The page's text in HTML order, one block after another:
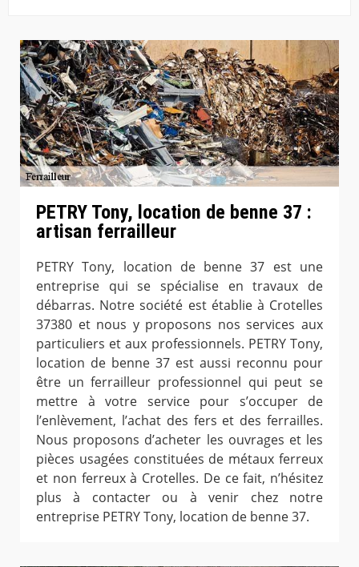
PETRY Tony, location de benne 37 :
artisan ferrailleur
PETRY Tony, location de benne 37 est une
entreprise qui se spécialise en travaux de
débarras. Notre société est établie à Crotelles
37380 et nous y proposons nos services aux
particuliers et aux professionnels. PETRY Tony,
location de benne 37 est aussi reconnu pour
être un ferrailleur professionnel qui peut se
mettre à votre service pour s’occuper de
l’enlèvement, l’achat des fers et des ferrailles.
Nous proposons d’acheter les ouvrages et les
pièces usagées constituées de métaux ferreux
et non ferreux à Crotelles. De ce fait, n’hésitez
plus à contacter ou à venir chez notre
entreprise PETRY Tony, location de benne 37.